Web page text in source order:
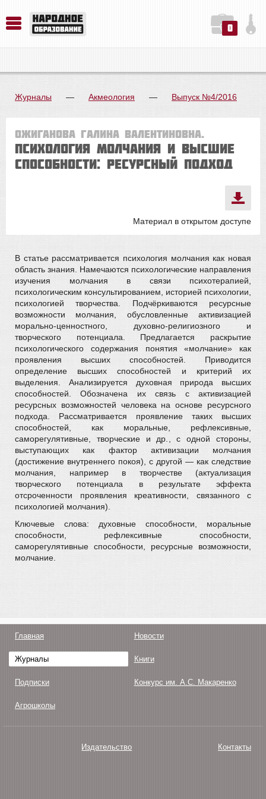
0
Журналы — Акмеология — Выпуск №4/2016
Ожиганова Галина Валентиновна.
ПСИХОЛОГИЯ МОЛЧАНИЯ И ВЫСШИЕ
СПОСОБНОСТИ: РЕСУРСНЫЙ ПОДХОД
Материал в открытом доступе
В статье рассматривается психология молчания как новая
область знания. Намечаются психологические направления
изучения молчания в связи психотерапией,
психологическим консультированием, историей психологии,
психологией творчества. Подчёркиваются ресурсные
возможности молчания, обусловленные активизацией
морально-ценностного, духовно-религиозного и
творческого потенциала. Предлагается раскрытие
психологического содержания понятия «молчание» как
проявления высших способностей. Приводится
определение высших способностей и критерий их
выделения. Анализируется духовная природа высших
способностей. Обозначена их связь с активизацией
ресурсных возможностей человека на основе ресурсного
подхода. Рассматривается проявление таких высших
способностей, как моральные, рефлексивные,
саморегулятивные, творческие и др., с одной стороны,
выступающих как фактор активизации молчания
(достижение внутреннего покоя), с другой — как следствие
молчания, например в творчестве (актуализация
творческого потенциала в результате эффекта
отсроченности проявления креативности, связанного с
психологией молчания).
Ключевые слова: духовные способности, моральные
способности, рефлексивные способности,
саморегулятивные способности, ресурсные возможности,
молчание.
Главная Новости
Журналы Книги
Подписки Конкурс им. А.С. Макаренко
Агрошколы
Издательство Контакты